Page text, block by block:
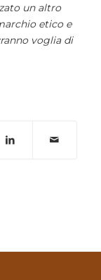
un altro
etico e
voglia di